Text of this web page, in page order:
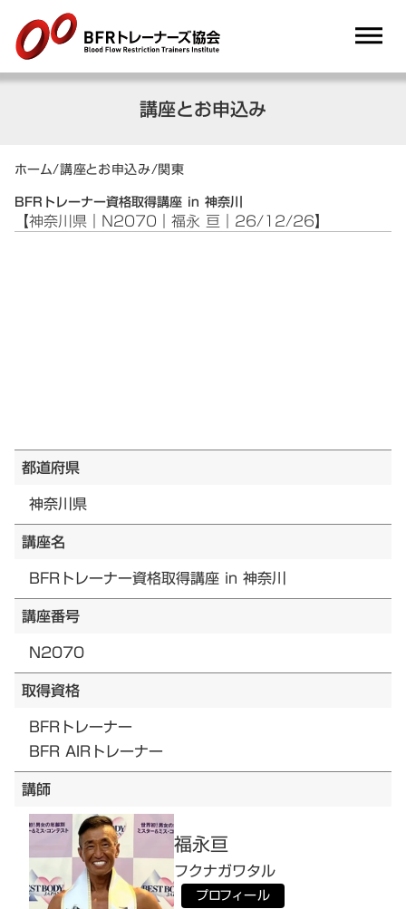
講座とお申込み
ホーム/講座とお申込み/関東
BFRトレーナー資格取得講座 in 神奈川
【神奈川県｜N2070｜福永 亘｜26/12/26】
都道府県
神奈川県
講座名
BFRトレーナー資格取得講座 in 神奈川
講座番号
N2070
取得資格
BFRトレーナー
BFR AIRトレーナー
講師
福永亘
フクナガワタル
プロフィール
dehaze